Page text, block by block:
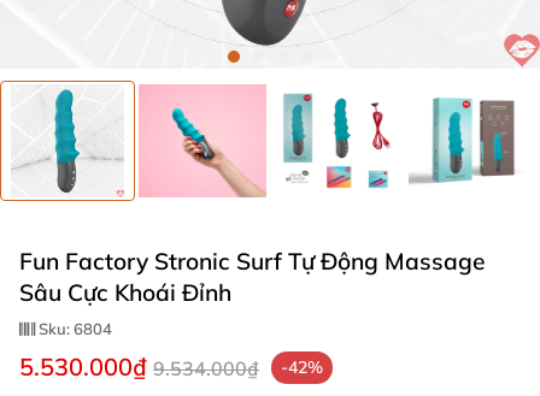
Fun Factory Stronic Surf Tự Động Massage
Sâu Cực Khoái Đỉnh
Sku:6804
5.530.000₫ 9.534.000₫ -42%